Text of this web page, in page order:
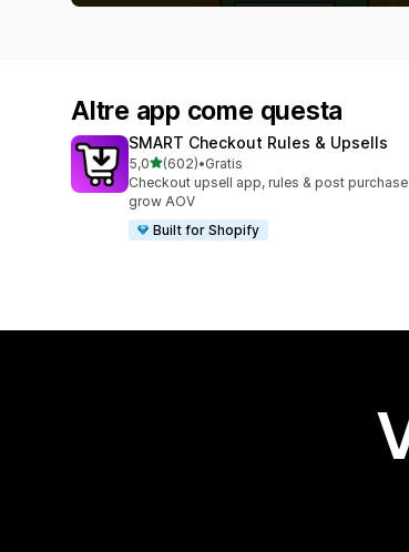
Altre app come questa
SMART Checkout Rules & Upsells
5,0stelle su 5
(602)
602 recensioni totali
•Gratis
Checkout upsell app, rules & post
grow AOV
Built for Shopify